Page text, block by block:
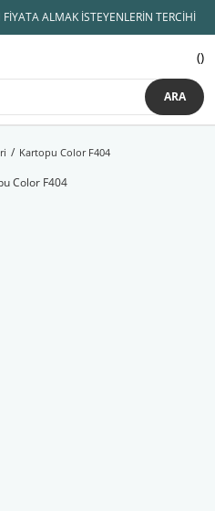
ALMAK İSTEYENLERİN TERCİHİ
ARA
Kartopu Color F404